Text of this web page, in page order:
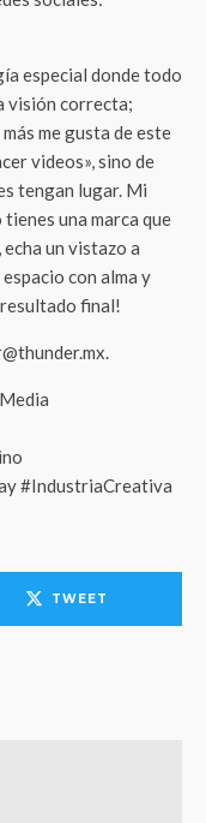
especial donde todo
visión correcta;
me gusta de este
videos», sino de
tengan lugar. Mi
una marca que
un vistazo a
con alma y
final!
#IndustriaCreativa
TWEET